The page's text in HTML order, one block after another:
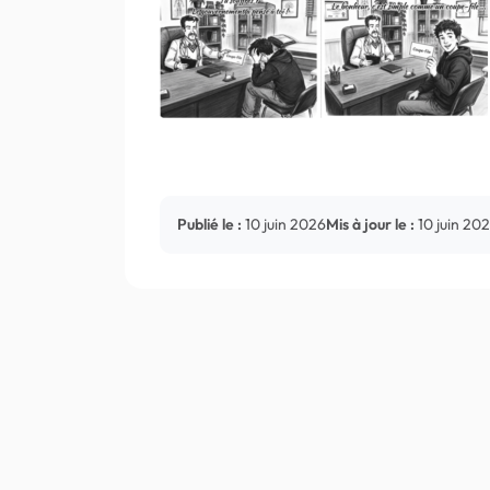
Publié le : 10 juin 2026Mis à jour le : 10 juin